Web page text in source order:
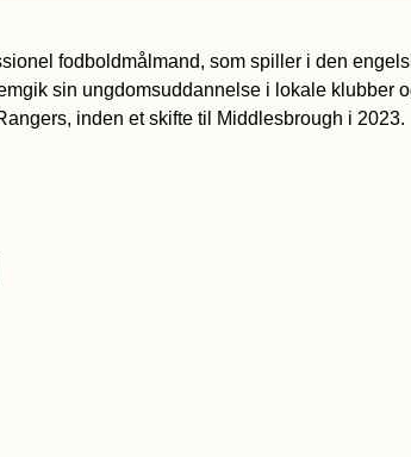
fodboldmålmand, som spiller i den
sin ungdomsuddannelse i lokale klubber
inden et skifte til Middlesbrough i 2023.